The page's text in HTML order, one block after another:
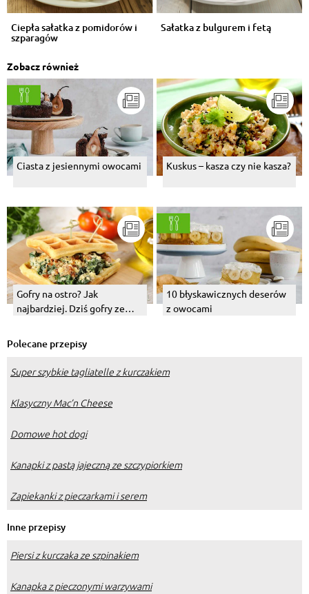
Ciepła sałatka z pomidorów i
szparagów
Sałatka z bulgurem i fetą
Zobacz również
Ciasta z jesiennymi owocami Kuskus – kasza czy nie kasza?
Gofry na ostro? Jak
najbardziej. Dziś gofry ze
pomidorami.
10 błyskawicznych deserów
z owocami
Polecane przepisy
Super szybkie tagliatelle z kurczakiem
Klasyczny Mac’n Cheese
Domowe hot dogi
Kanapki z pastą jajeczną ze szczypiorkiem
Zapiekanki z pieczarkami i serem
Inne przepisy
Piersi z kurczaka ze szpinakiem
Kanapka z pieczonymi warzywami